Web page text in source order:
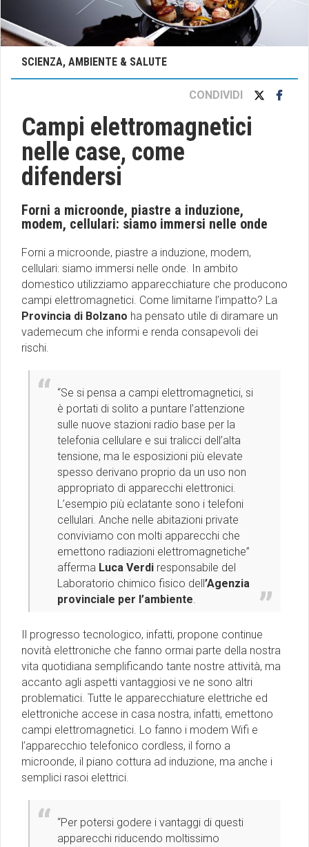
SCIENZA, AMBIENTE & SALUTE
CONDIVIDI
Campi elettromagnetici
nelle case, come
difendersi
Forni a microonde, piastre a induzione,
modem, cellulari: siamo immersi nelle onde
Forni a microonde, piastre a induzione, modem,
cellulari: siamo immersi nelle onde. In ambito
domestico utilizziamo apparecchiature che producono
campi elettromagnetici. Come limitarne l’impatto? La
Provincia di Bolzano ha pensato utile di diramare un
vademecum che informi e renda consapevoli dei
rischi.
“Se si pensa a campi elettromagnetici, si
è portati di solito a puntare l’attenzione
sulle nuove stazioni radio base per la
telefonia cellulare e sui tralicci dell’alta
tensione, ma le esposizioni più elevate
spesso derivano proprio da un uso non
appropriato di apparecchi elettronici.
L’esempio più eclatante sono i telefoni
cellulari. Anche nelle abitazioni private
conviviamo con molti apparecchi che
emettono radiazioni elettromagnetiche”
afferma Luca Verdi responsabile del
Laboratorio chimico fisico dell’Agenzia
provinciale per l’ambiente.
Il progresso tecnologico, infatti, propone continue
novità elettroniche che fanno ormai parte della nostra
vita quotidiana semplificando tante nostre attività, ma
accanto agli aspetti vantaggiosi ve ne sono altri
problematici. Tutte le apparecchiature elettriche ed
elettroniche accese in casa nostra, infatti, emettono
campi elettromagnetici. Lo fanno i modem Wifi e
l’apparecchio telefonico cordless, il forno a
microonde, il piano cottura ad induzione, ma anche i
semplici rasoi elettrici.
“Per potersi godere i vantaggi di questi
apparecchi riducendo moltissimo